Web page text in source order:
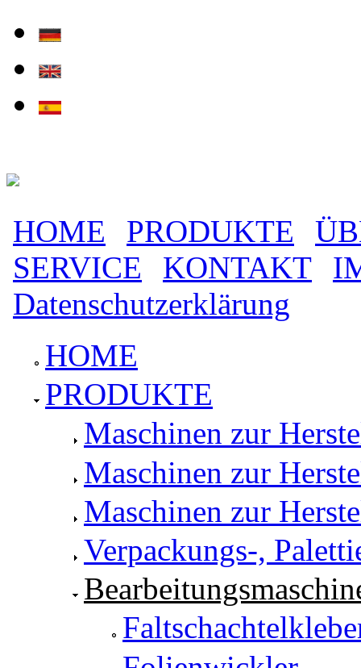
Hauptmenü
HOME PRODUKTE
SERVICE
KONTAKT
Datenschutzerklärung
HOME
PRODUKTE
Maschinen zur
Maschinen zur
Maschinen zur
Verpackungs-,